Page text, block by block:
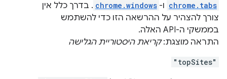
chrome.tabs ו- chrome.windows . בדרך כלל אין
צורך להצהיר על ההרשאה הזו כדי להשתמש
בממשקי ה-API האלה.
התראה מוצגת:קריאת היסטוריית הגלישה
"topSites"